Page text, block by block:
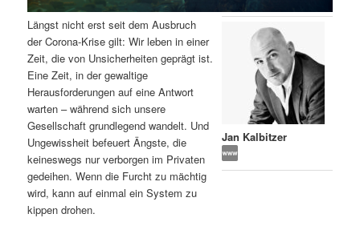
n
h
a
l
t
s
n
I
n
h
a
l
Jan Kalbitzer
Längst nicht erst seit dem Ausbruch
der Corona-Krise gilt: Wir leben in einer
Zeit, die von Unsicherheiten geprägt ist.
Eine Zeit, in der gewaltige
Herausforderungen auf eine Antwort
warten – während sich unsere
Gesellschaft grundlegend wandelt. Und
Ungewissheit befeuert Ängste, die
keineswegs nur verborgen im Privaten
gedeihen. Wenn die Furcht zu mächtig
wird, kann auf einmal ein System zu
kippen drohen.